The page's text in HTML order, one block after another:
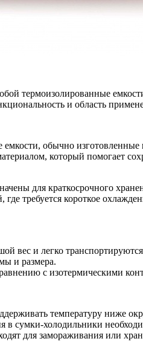
термоизолированные
и область
обычно
который помогает
для краткосрочного
требуется короткое
вес и легко
и размера.
с изотермическими
температуру ниже
в сумки-холодильники
для замораживания или